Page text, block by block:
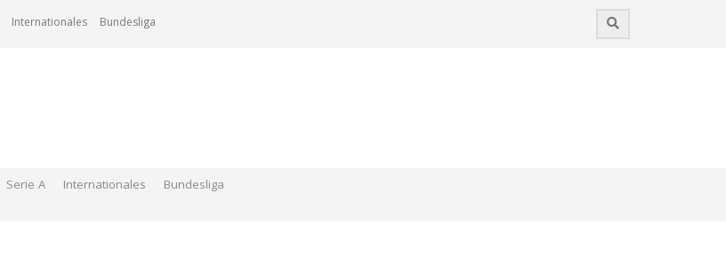
Internationales Bundesliga
Serie A Internationales Bundesliga